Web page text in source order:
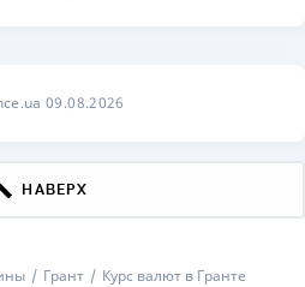
09.08.2026
НАВЕРХ
Грант Курс валют в Гранте